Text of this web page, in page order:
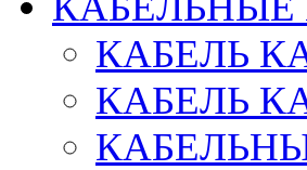
КАБЕЛЬ
КАБЕЛЬ